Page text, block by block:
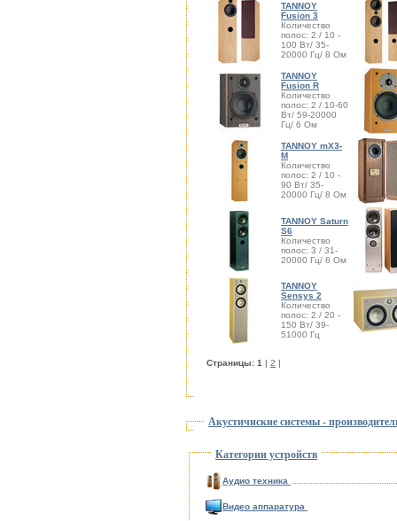
TANNOY
Fusion 3
Количество
полос: 2 / 10 -
100 Вт/ 35-
20000 Гц/ 8 Ом
TANNOY
Fusion R
Количество
полос: 2 / 10-60
Вт/ 59-20000
Гц/ 6 Ом
TANNOY mX3-
M
Количество
полос: 2 / 10 -
90 Вт/ 35-
20000 Гц/ 8 Ом
TANNOY Saturn
S6
Количество
полос: 3 / 31-
20000 Гц/ 6 Ом
TANNOY
Sensys 2
Количество
полос: 2 / 20 -
150 Вт/ 39-
51000 Гц
Cтраницы: 1 2
Акустичиские системы -
Категории устройств
Аудио техника
Видео аппаратура